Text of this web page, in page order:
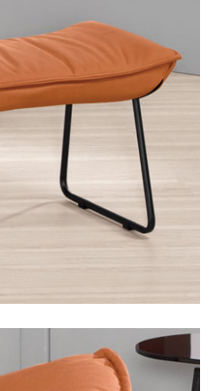
灣、通霄山區、西湖、泰安
、大湖鄉、頭屋、獅潭鄉
馬祖、澎湖地區
約加上2~7個工作天內
運費皆由本站負責，
未拆封狀態(請保持商
，恕無法接受退貨。
與實際商品的顏色、
確認。(包含商品尺寸
詳細尺寸以實品
)，並須保持商品全新
。